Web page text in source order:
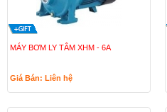
MÁY BƠM LY TÂM XHM - 6A
Giá Bán: Liên hệ